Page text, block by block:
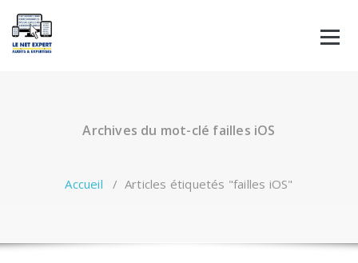
au
contenu
Archives du mot-clé failles iOS
Accueil /Articles étiquetés "failles iOS"